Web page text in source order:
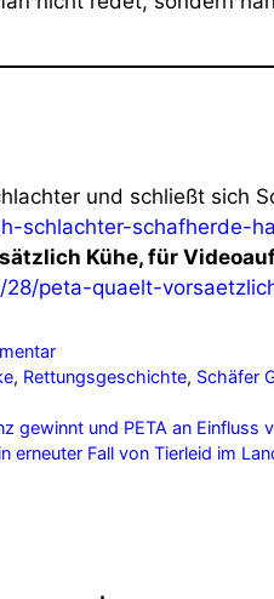
und schließt sich
schlachter-schafherde-
Kühe, für
peta-quaelt-
, Rettungsgeschichte, Schäfer
gewinnt und PETA an Einfluss
erneuter Fall von Tierleid im